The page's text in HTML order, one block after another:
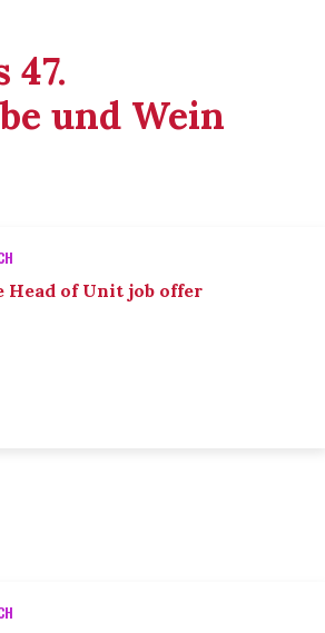
47.
und Wein
of Unit job offer